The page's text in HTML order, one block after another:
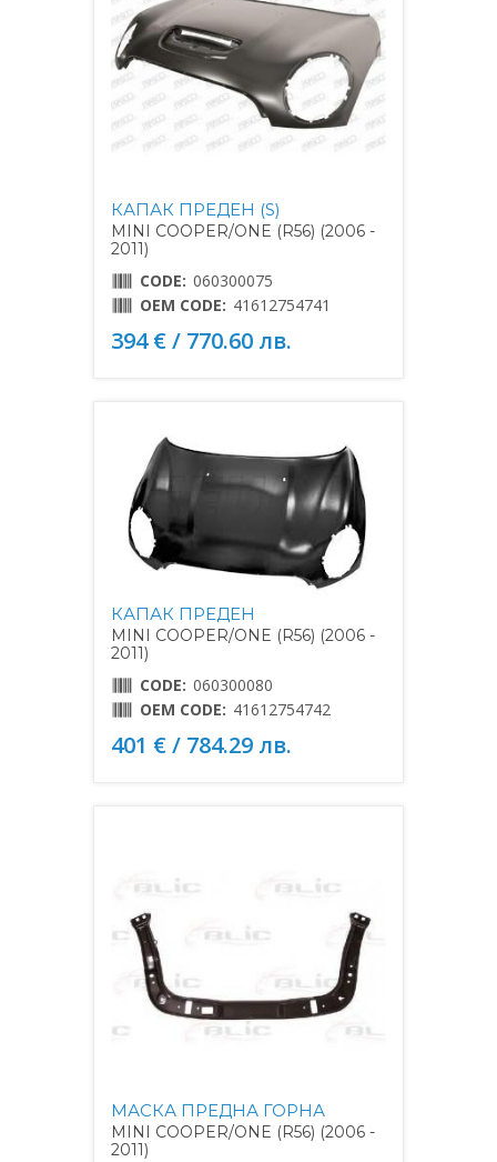
КАПАК ПРЕДЕН (S)
MINI COOPER/ONE (R56) (2006 -
2011)
CODE: 060300075
OEM CODE: 41612754741
394 € / 770.60 лв.
КАПАК ПРЕДЕН
MINI COOPER/ONE (R56) (2006 -
2011)
CODE: 060300080
OEM CODE: 41612754742
401 € / 784.29 лв.
МАСКА ПРЕДНА ГОРНА
MINI COOPER/ONE (R56) (2006 -
2011)